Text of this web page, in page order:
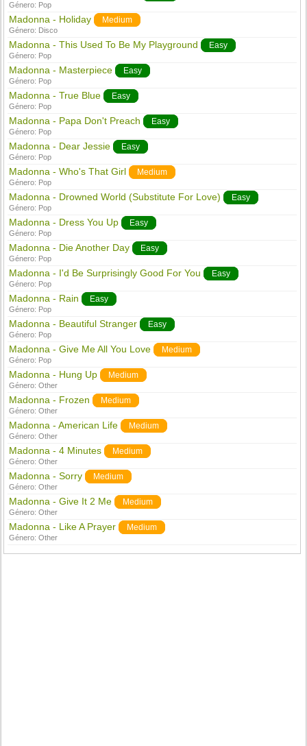
Género: Pop
Madonna - Holiday Medium
Género: Disco
Madonna - This Used To Be My Playground Easy
Género: Pop
Madonna - Masterpiece Easy
Género: Pop
Madonna - True Blue Easy
Género: Pop
Madonna - Papa Don't Preach Easy
Género: Pop
Madonna - Dear Jessie Easy
Género: Pop
Madonna - Who's That Girl Medium
Género: Pop
Madonna - Drowned World (Substitute For Love) Easy
Género: Pop
Madonna - Dress You Up Easy
Género: Pop
Madonna - Die Another Day Easy
Género: Pop
Madonna - I'd Be Surprisingly Good For You Easy
Género: Pop
Madonna - Rain Easy
Género: Pop
Madonna - Beautiful Stranger Easy
Género: Pop
Madonna - Give Me All You Love Medium
Género: Pop
Madonna - Hung Up Medium
Género:Other
Madonna - Frozen Medium
Género:Other
Madonna - American Life Medium
Género:Other
Madonna - 4 Minutes Medium
Género:Other
Madonna - Sorry Medium
Género:Other
Madonna - Give It 2 Me Medium
Género:Other
Madonna - Like A Prayer Medium
Género:Other